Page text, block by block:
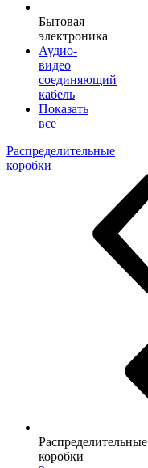
Бытовая
электроника
Аудио-
видео
соединяющий
кабель
Показать
все
Распределительные
коробки
Распределительные
коробки